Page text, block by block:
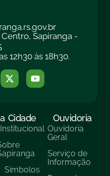
Sapiranga -
12h30 às 18h30.
Cidade
Institucional
Símbolos
Ouvidoria
Ouvidoria
Geral
Serviço de
Informação